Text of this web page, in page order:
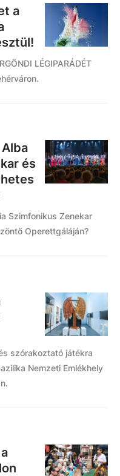
a
LÉGIPARÁDÉT
és
Szimfonikus Zenekar
Operettgáláján?
szórakoztató játékra
Nemzeti Emlékhely